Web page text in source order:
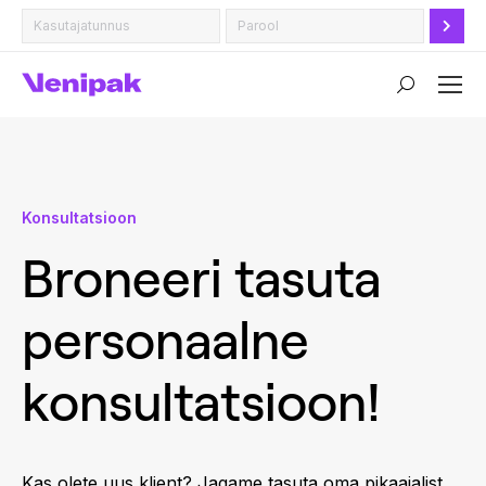
Search:
Konsultatsioon
Broneeri tasuta
personaalne
konsultatsioon!